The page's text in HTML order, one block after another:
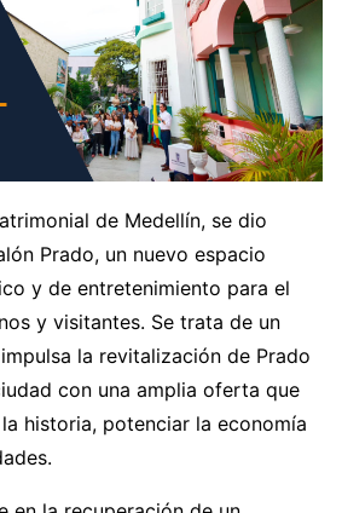
de Medellín, se dio
Prado, un nuevo espacio
y de entretenimiento para el
y visitantes. Se trata de un
la revitalización de Prado
con una amplia oferta que
historia, potenciar la economía